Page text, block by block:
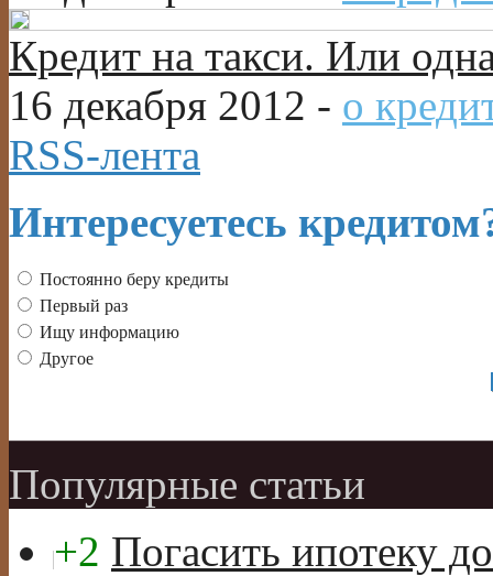
Кредит на такси. Или
16 декабря 2012 - о
RSS-лента
Интересуетесь
Постоянно беру кредиты
Первый раз
Ищу информацию
Другое
Популярные статьи
+2 Погасить ипотеку